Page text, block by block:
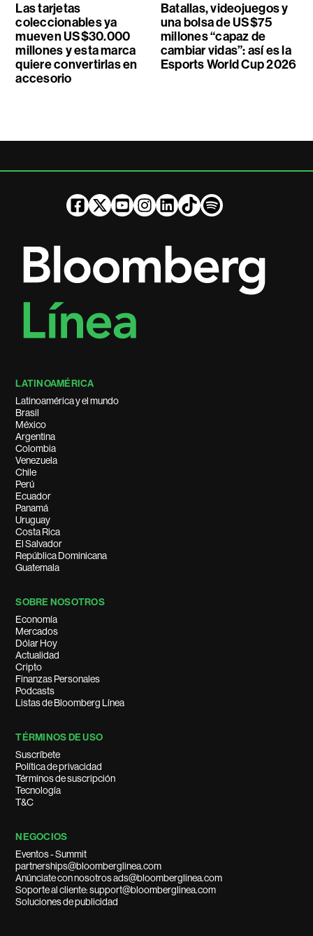
Las tarjetas
coleccionables ya
mueven US$30.000
millones y esta marca
quiere convertirlas en
accesorio
Batallas, videojuegos y
una bolsa de US$75
millones “capaz de
cambiar vidas”: así es la
Esports World Cup 2026
LATINOAMÉRICA
Latinoamérica y el mundo
Brasil
México
Argentina
Colombia
Venezuela
Chile
Perú
Ecuador
Panamá
Uruguay
Costa Rica
El Salvador
República Dominicana
Guatemala
SOBRE NOSOTROS
Economía
Mercados
Dólar Hoy
Actualidad
Cripto
Finanzas Personales
Podcasts
Listas de Bloomberg Línea
TÉRMINOS DE USO
Suscríbete
Política de privacidad
Términos de suscripción
Tecnología
T&C
NEGOCIOS
Eventos - Summit
partnerships@bloomberglinea.com
Anúnciate con nosotros ads@bloomberglinea.com
Soporte al cliente: support@bloomberglinea.com
Soluciones de publicidad